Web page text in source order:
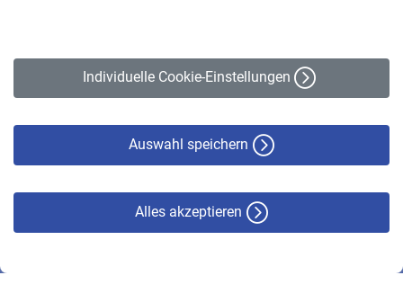
Individuelle Cookie-Einstellungen
Auswahl speichern
Alles akzeptieren
Erklärung zur Barrierefreiheit
© VBL 2026